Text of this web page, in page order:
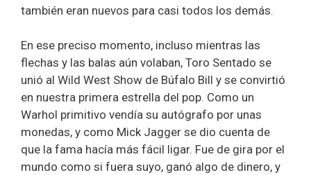
también eran nuevos para casi todos los demás.
En ese preciso momento, incluso mientras las
flechas y las balas aún volaban, Toro Sentado se
unió al Wild West Show de Búfalo Bill y se convirtió
en nuestra primera estrella del pop. Como un
Warhol primitivo vendía su autógrafo por unas
monedas, y como Mick Jagger se dio cuenta de
que la fama hacía más fácil ligar. Fue de gira por el
mundo como si fuera suyo, ganó algo de dinero, y